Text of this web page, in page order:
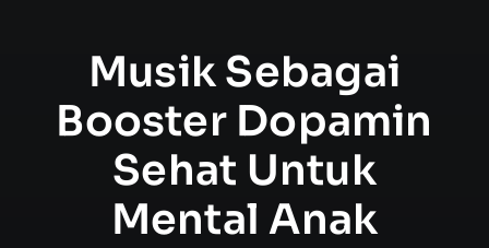
Musik Sebagai
Booster Dopamin
Sehat Untuk
Mental Anak